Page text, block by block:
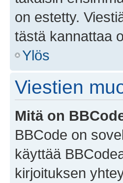
on estetty.
tästä kannattaa
Ylös
Viestien
Mitä on
BBCode on
käyttää
kirjoituksen